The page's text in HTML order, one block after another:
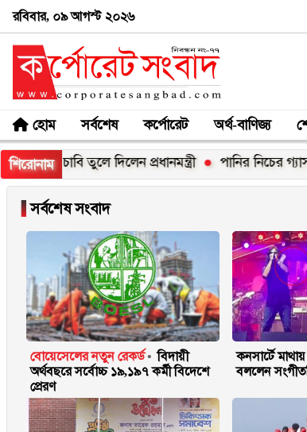
রবিবার, ০৯ আগস্ট ২০২৬
হোম সর্বশেষ কর্পোরেট অর্থ-বাণিজ্য
শিরোনামতুলে দিলেন প্রধানমন্ত্রী পানির নিচের গ্যাস পাইপে
▐সর্বশেষ সংবাদ
বোয়েসেলের নতুন রেকর্ড
বিদায়ী
অর্থবছরে সর্বোচ্চ ১৯,১৯৭ কর্মী বিদেশে
প্রেরণ
কনসার্টে
বললেন